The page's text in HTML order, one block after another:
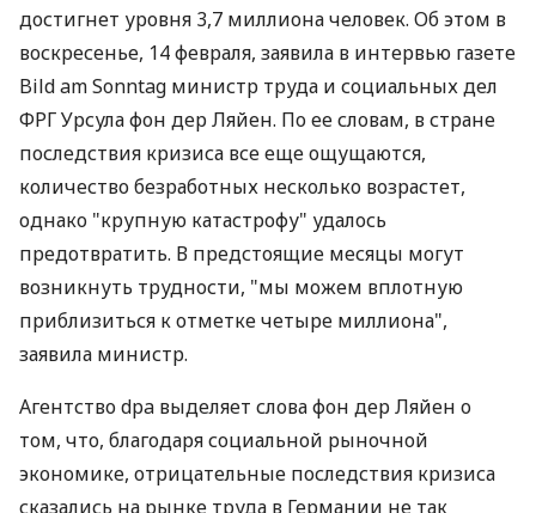
достигнет уровня 3,7 миллиона человек. Об этом в
воскресенье, 14 февраля, заявила в интервью газете
Bild am Sonntag министр труда и социальных дел
ФРГ Урсула фон дер Ляйен. По ее словам, в стране
последствия кризиса все еще ощущаются,
количество безработных несколько возрастет,
однако "крупную катастрофу" удалось
предотвратить. В предстоящие месяцы могут
возникнуть трудности, "мы можем вплотную
приблизиться к отметке четыре миллиона",
заявила министр.
Агентство dpa выделяет слова фон дер Ляйен о
том, что, благодаря социальной рыночной
экономике, отрицательные последствия кризиса
сказались на рынке труда в Германии не так